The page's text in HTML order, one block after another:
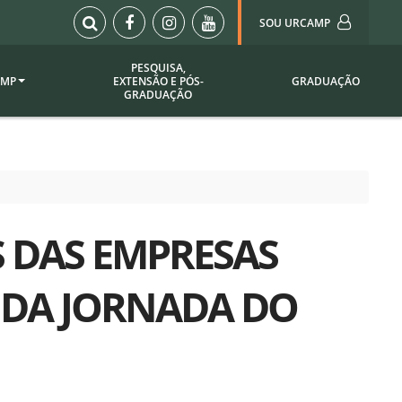
SOU URCAMP
Sou Urcamp (Portal)
Biblioteca
Plataforma Moodle
Setor de Registros
Acadêmicos
SOU I
de
/
Institucional
PESQUISA,
EXTENSÃO E PÓS-
GRADUAÇÃO
GRADUAÇÃO
EMPRESAS
JORNADA DO